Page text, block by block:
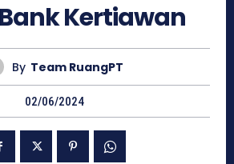
Bank Kertiawan
By Team RuangPT
02/06/2024